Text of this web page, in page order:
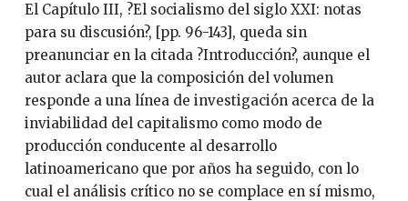
El Capítulo III, ?El socialismo del siglo XXI: notas
para su discusión?, [pp. 96-143], queda sin
preanunciar en la citada ?Introducción?, aunque el
autor aclara que la composición del volumen
responde a una línea de investigación acerca de la
inviabilidad del capitalismo como modo de
producción conducente al desarrollo
latinoamericano que por años ha seguido, con lo
cual el análisis crítico no se complace en sí mismo,